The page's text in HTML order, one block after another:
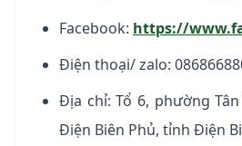
Facebook: https://
Điện thoại/ zalo:
Địa chỉ: Tổ 6, phường
Điện Biên Phủ, tỉnh Điện